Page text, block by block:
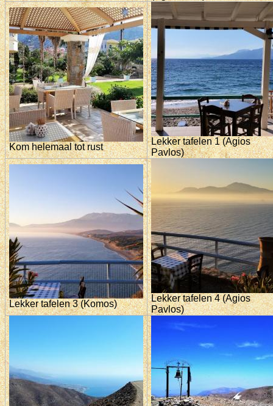
Kom helemaal tot rust
Lekker tafelen 1 (Agios
Pavlos)
Lekker tafelen 3 (Komos)
Lekker tafelen 4 (Agios
Pavlos)